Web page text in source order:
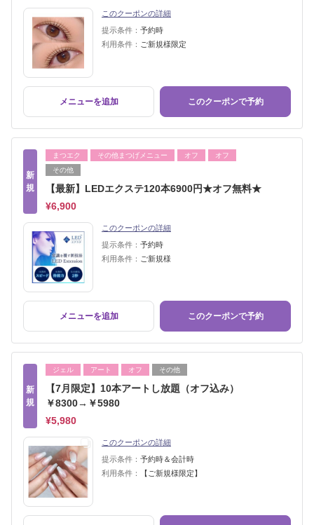
このクーポンの詳細
提示条件： 予約時
利用条件： ご新規様限定
メニューを追加 このクーポンで予約
新
規
まつエク その他まつげメニュー オフ
オフ
その他
【最新】LEDエクステ120本6900円★オフ無料★
¥6,900
このクーポンの詳細
提示条件： 予約時
利用条件： ご新規様
メニューを追加 このクーポンで予約
新
規
ジェル アート オフ その他
【7月限定】10本アートし放題（オフ込み）
￥8300→￥5980
¥5,980
このクーポンの詳細
提示条件： 予約時＆会計時
利用条件：
【ご新規様限定】